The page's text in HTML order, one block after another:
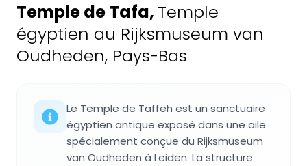
Temple de Tafa, Temple
égyptien au Rijksmuseum van
Oudheden, Pays-Bas
Le Temple de Taffeh est un sanctuaire
égyptien antique exposé dans une aile
spécialement conçue du Rijksmuseum
van Oudheden à Leiden. La structure